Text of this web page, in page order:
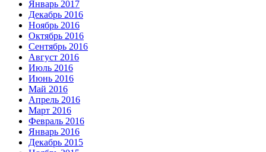
Январь 2017
Декабрь 2016
Ноябрь 2016
Октябрь 2016
Сентябрь 2016
Август 2016
Июль 2016
Июнь 2016
Май 2016
Апрель 2016
Март 2016
Февраль 2016
Январь 2016
Декабрь 2015